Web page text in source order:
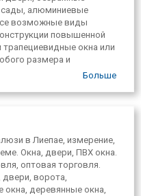
сады, алюминиевые
возможные виды
повышенной
окна или
размера и
которые
появление. Заказ в
Больше
в Лиепае, измерение,
Окна, двери, ПВХ окна.
оптовая торговля.
ворота,
окна, деревянные окна,